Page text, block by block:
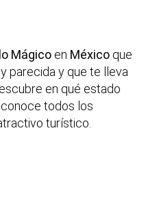
Mágico en México que
parecida y que te lleva
en qué estado
todos los
turístico.